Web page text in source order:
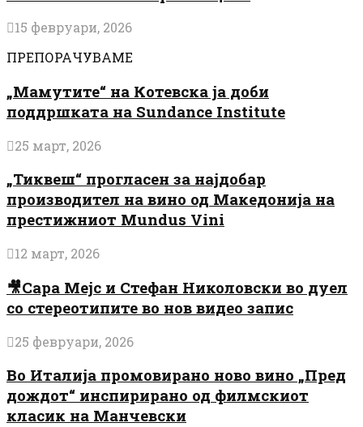
15 февруари, 2026
ПРЕПОРАЧУВАМЕ
„Мамутите“ на Котевска ја доби
поддршката на Sundance Institute
25 март, 2026
„Тиквеш“ прогласен за најдобар
производител на вино од Македонија на
престижниот Mundus Vini
12 март, 2026
🎥Сара Мејс и Стефан Николовски во дуел
со стереотипите во нов видео запис
25 февруари, 2026
Во Италија промовирано ново вино „Пред
дождот“ инспирирано од филмскиот
класик на Манчевски